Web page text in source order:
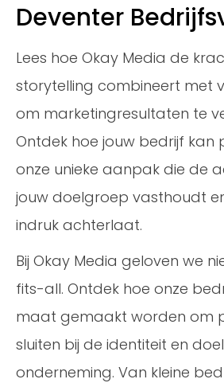
Deventer
Lees hoe Okay Media de
storytelling combineert met
om marketingresultaten te
Ontdek hoe jouw bedrijf kan
onze unieke aanpak die de
jouw doelgroep vasthoudt
indruk achterlaat.
Bij Okay Media geloven we
fits-all. Ontdek hoe onze
maat gemaakt worden om
sluiten bij de identiteit en
onderneming. Van kleine